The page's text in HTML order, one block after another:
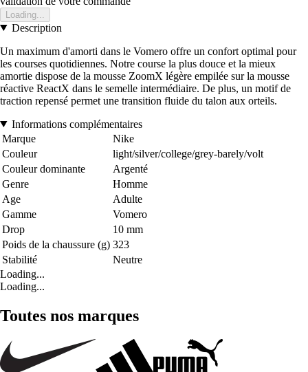
Loading...
Description
Un maximum d'amorti dans le Vomero offre un confort optimal pour
les courses quotidiennes. Notre course la plus douce et la mieux
amortie dispose de la mousse ZoomX légère empilée sur la mousse
réactive ReactX dans le semelle intermédiaire. De plus, un motif de
traction repensé permet une transition fluide du talon aux orteils.
Informations complémentaires
Marque
Nike
Couleur
light/silver/college/grey-barely/volt
Couleur dominante
Argenté
Genre
Homme
Age
Adulte
Gamme
Vomero
Drop
10 mm
Poids de la chaussure (g) 323
Stabilité
Neutre
Loading...
Loading...
Toutes nos marques